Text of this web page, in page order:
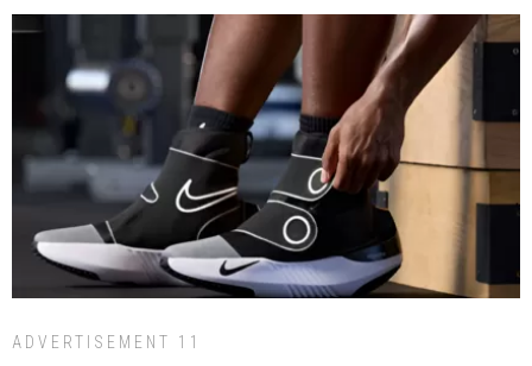
ADVERTISEMENT 11